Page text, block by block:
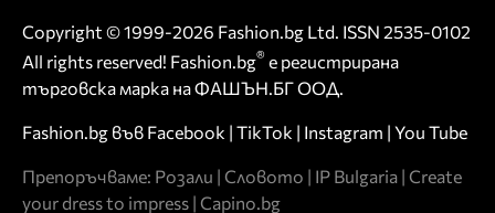
Copyright © 1999-2026 Fashion.bg Ltd. ISSN 2535-0102
All rights reserved! Fashion.bg® е регистрирана
търговска марка на ФАШЪН.БГ ООД.
Fashion.bg във Facebook | TikTok | Instagram | You Tube
Препоръчваме: Розали | Словото | IP Bulgaria | Create
your dress to impress | Capino.bg